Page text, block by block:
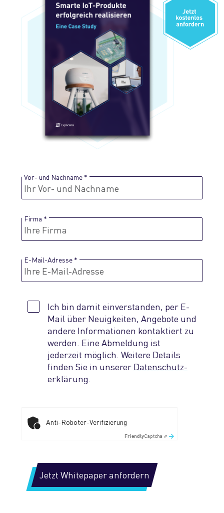
Vor- und Nachname
Firma
E-Mail-Adresse
Ich bin damit einverstanden, per E-
Mail über Neuigkeiten, Angebote und
andere Informationen kontaktiert zu
werden. Eine Abmeldung ist
jederzeit möglich. Weitere Details
finden Sie in unserer Datenschutz­
erklärung.
Anti-Roboter-Verifizierung
FriendlyCaptcha ⇗
Jetzt Whitepaper anfordern